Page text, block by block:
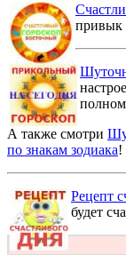
привык
А также смотри
по знакам зодиака!
Рецепт
будет